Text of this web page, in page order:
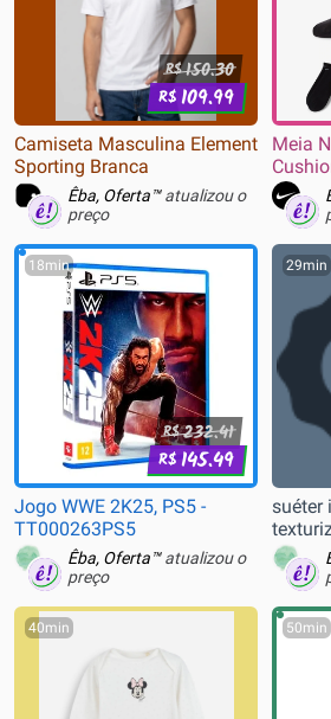
R$150.30
R$109.99
Camiseta Masculina Element
Sporting Branca
Êba, Oferta™atualizou o
preço
Meia
18min
R$232.41
R$145.49
Jogo WWE 2K25, PS5 -
TT000263PS5
Êba, Oferta™atualizou o
preço
29min
suéter
escuro
40min 50min